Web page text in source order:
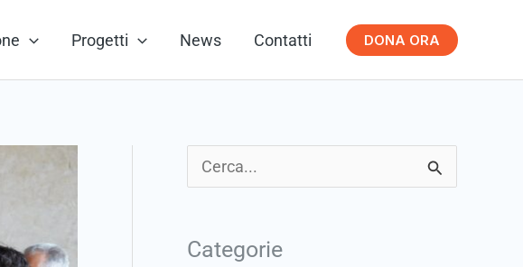
Progetti News Contatti DONA ORA
Categorie